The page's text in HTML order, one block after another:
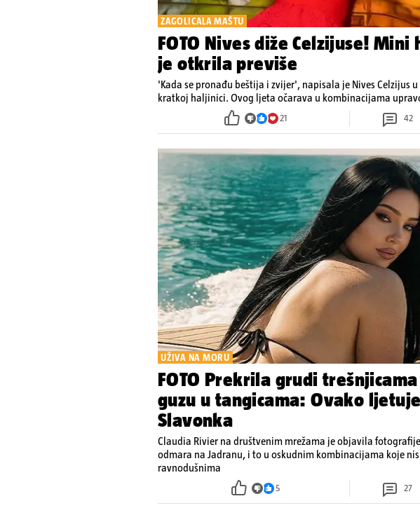
ZAGOLICALA MAŠTU
FOTO Nives diže Celzijuse!
je otkrila previše
'Kada se pronađu beštija i zvijer', napisala je Nives Celzijus
kratkoj haljinici. Ovog ljeta očarava u kombinacijama
21 42
UŽIVA NA MORU
FOTO Prekrila grudi
guzu u tangicama: Ovako
Slavonka
Claudia Rivier na društvenim mrežama je objavila
odmara na Jadranu, i to u oskudnim kombinacijama koje
ravnodušnima
5 27